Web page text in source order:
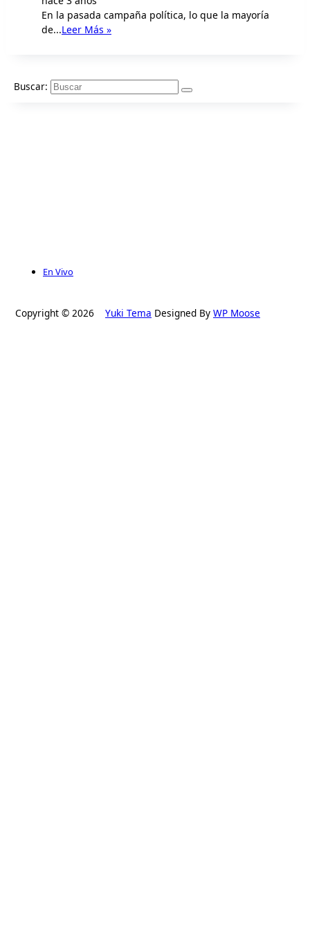
En la pasada campaña política, lo que la mayoría
de...Leer Más »
Buscar:
En Vivo
Copyright © 2026 Yuki Tema Designed By WP Moose